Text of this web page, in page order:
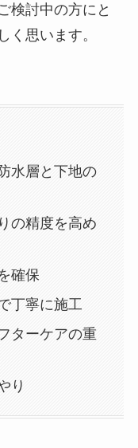
検討中の方にと
く思います。
水層と下地の
の精度を高め
確保
丁寧に施工
ターケアの重
り